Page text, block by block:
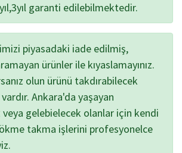
garanti edilebilmektedir.
piyasadaki iade edilmiş,
ürünler ile kıyaslamayınız.
olun ürünü takdırabilecek
Ankara'da yaşayan
gelebielecek olanlar için kendi
takma işlerini profesyonelce